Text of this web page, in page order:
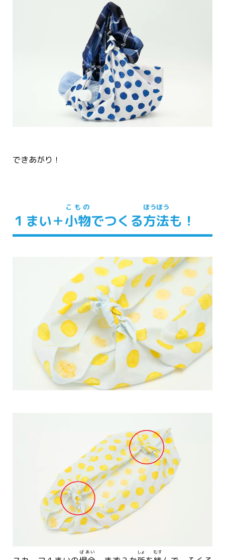
できあがり！
１まい＋小物
こもの
でつくる方法
ほうほう
も！
ばあい しょ むす